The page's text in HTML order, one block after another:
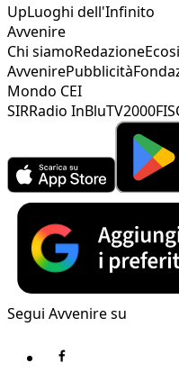
UpLuoghi dell'Infinito
Avvenire
Chi siamoRedazione
AvvenirePubblicità
Mondo CEI
SIRRadio InBluTV2000
Segui Avvenire su